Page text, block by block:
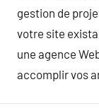
gestion de
votre site
une agence
accomplir vos